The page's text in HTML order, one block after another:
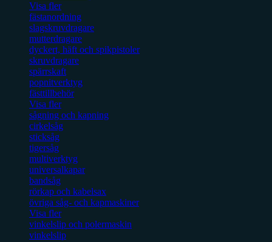
Visa fler
fästanordning
slagskruvdragare
mutterdragare
dyckert, häft och spikpistoler
skruvdragare
spärrskaft
popnitverktyg
fästtillbehör
Visa fler
sågning och kapning
cirkelsåg
sticksåg
tigersåg
multiverktyg
universalkapar
bandsåg
rörkap och kabelsax
övriga såg- och kapmaskiner
Visa fler
vinkelslip och polermaskin
vinkelslip